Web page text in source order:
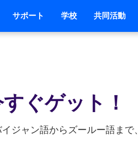
サポート 学校 共同活動
ぐゲット！
ジャン語からズールー語ま